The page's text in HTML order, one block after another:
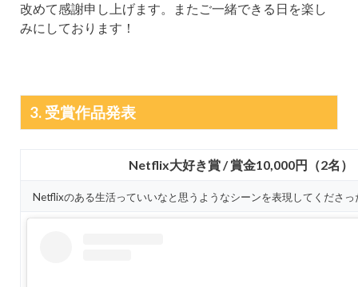
改めて感謝申し上げます。またご一緒できる日を楽し
みにしております！
3. 受賞作品発表
Netflix大好き賞 / 賞金10,000円（2名）
Netflixのある生活っていいなと思うようなシーンを表現してくださ